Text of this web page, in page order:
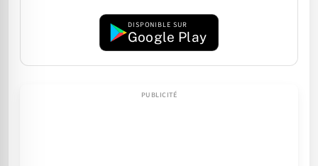
DISPONIBLE SUR
Google Play